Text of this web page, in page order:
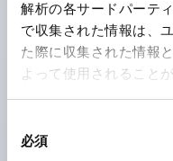
解析の各サードパーテ
で収集された情報は、
た際に収集された情報
よって使用されること
必須
ごとに分かれていた
現できるようにしまし
カラーユニバーサル
の点灯/消灯の認識お
ISO 3864-4安全色に